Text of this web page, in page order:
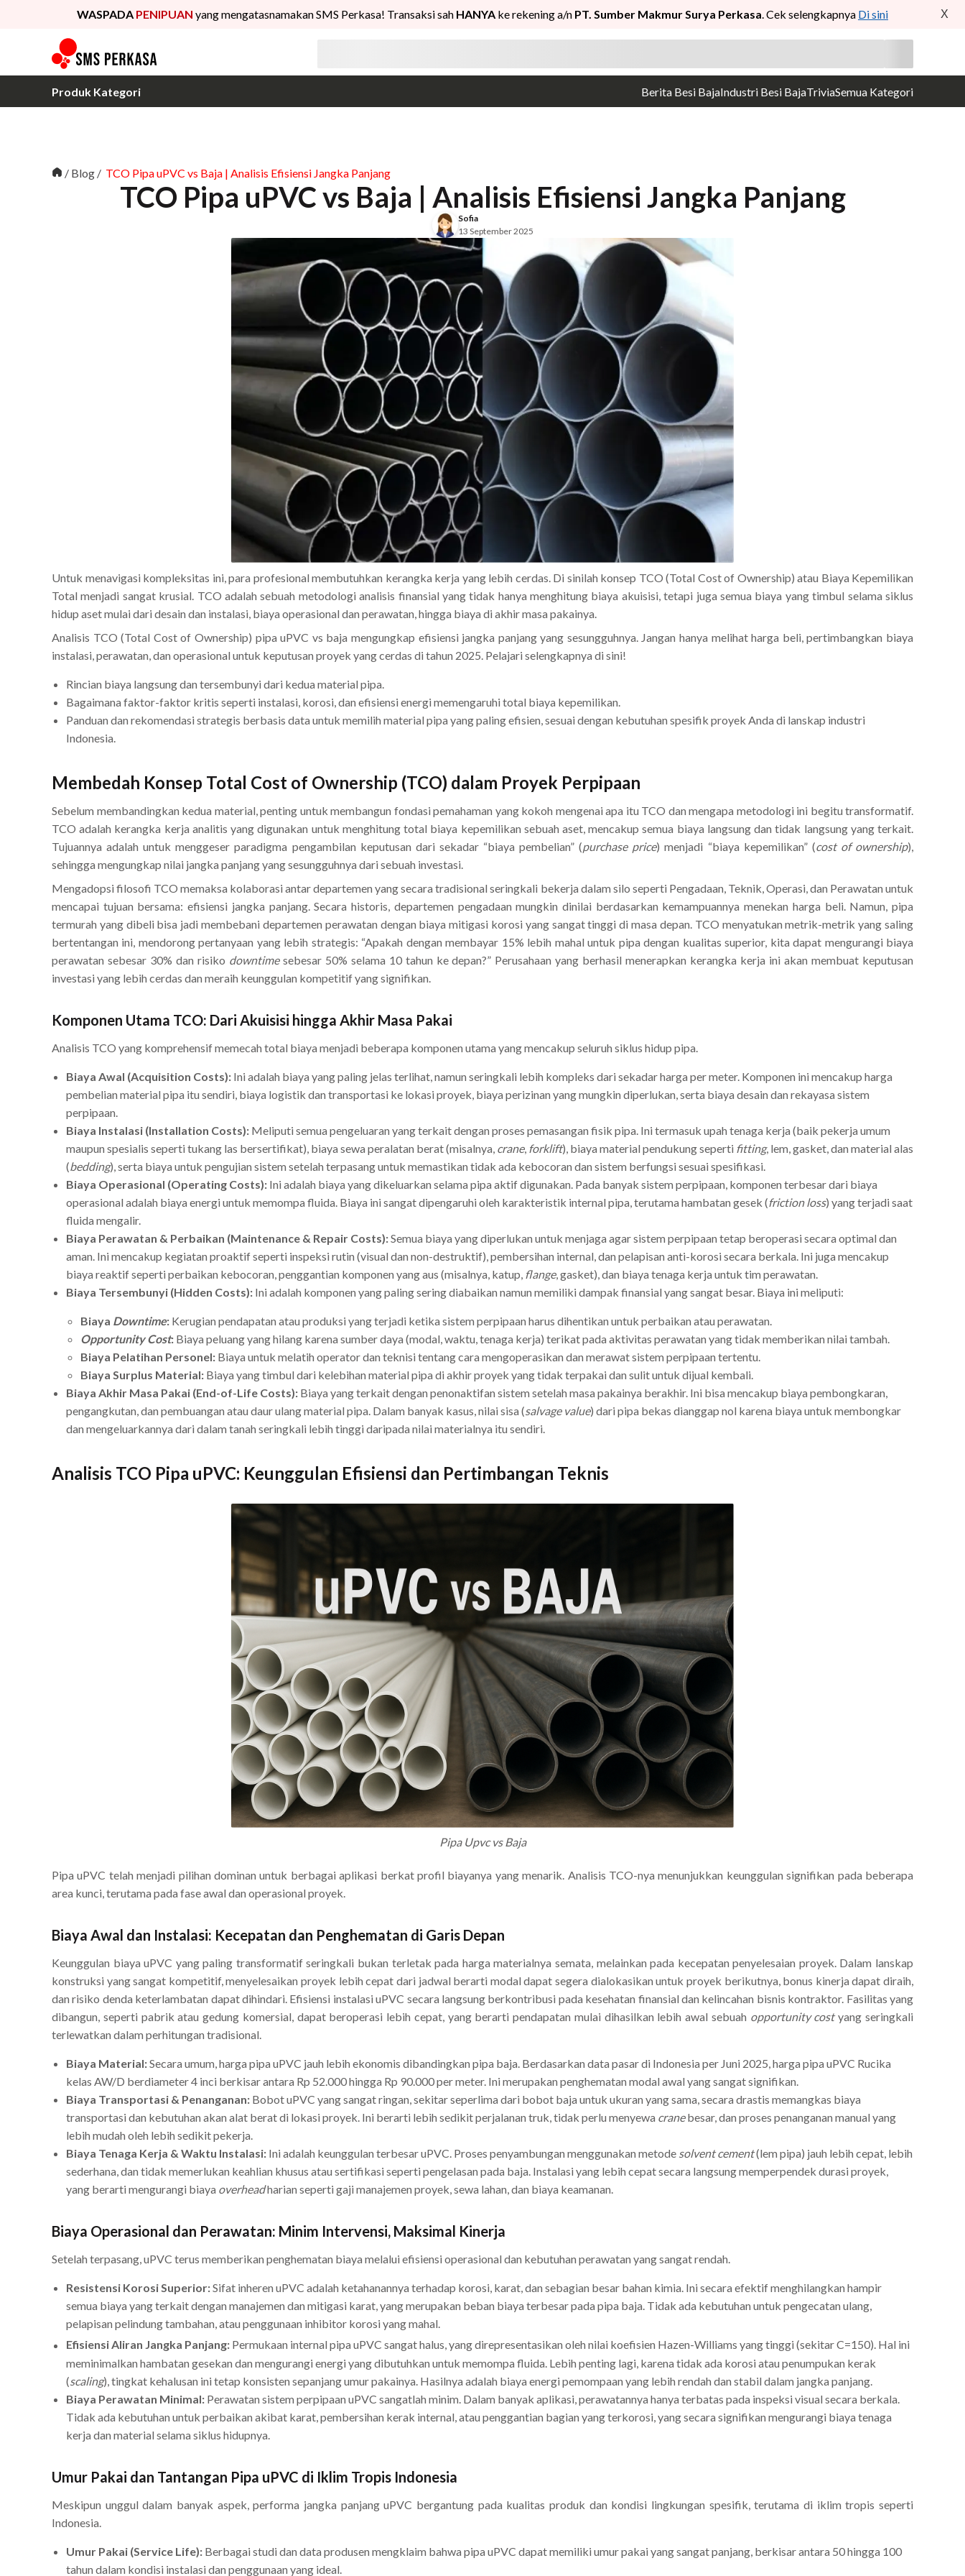
WASPADA PENIPUAN yang mengatasnamakan SMS Perkasa! Transaksi sah HANYA ke rekening a/n PT. Sumber Makmur Surya Perkasa. Cek selengkapnya Di sini X
Produk Kategori Berita Besi BajaIndustri Besi BajaTriviaSemua Kategori
/ Blog / TCO Pipa uPVC vs Baja | Analisis Efisiensi Jangka Panjang
TCO Pipa uPVC vs Baja | Analisis Efisiensi Jangka Panjang
Sofia
13 September 2025
Untuk menavigasi kompleksitas ini, para profesional membutuhkan kerangka kerja yang lebih cerdas. Di sinilah konsep TCO (Total Cost of Ownership) atau Biaya Kepemilikan
Total menjadi sangat krusial. TCO adalah sebuah metodologi analisis finansial yang tidak hanya menghitung biaya akuisisi, tetapi juga semua biaya yang timbul selama siklus
hidup aset mulai dari desain dan instalasi, biaya operasional dan perawatan, hingga biaya di akhir masa pakainya.
Analisis TCO (Total Cost of Ownership) pipa uPVC vs baja mengungkap efisiensi jangka panjang yang sesungguhnya. Jangan hanya melihat harga beli, pertimbangkan biaya
instalasi, perawatan, dan operasional untuk keputusan proyek yang cerdas di tahun 2025. Pelajari selengkapnya di sini!
Rincian biaya langsung dan tersembunyi dari kedua material pipa.
Bagaimana faktor-faktor kritis seperti instalasi, korosi, dan efisiensi energi memengaruhi total biaya kepemilikan.
Panduan dan rekomendasi strategis berbasis data untuk memilih material pipa yang paling efisien, sesuai dengan kebutuhan spesifik proyek Anda di lanskap industri
Indonesia.
Membedah Konsep Total Cost of Ownership (TCO) dalam Proyek Perpipaan
Sebelum membandingkan kedua material, penting untuk membangun fondasi pemahaman yang kokoh mengenai apa itu TCO dan mengapa metodologi ini begitu transformatif.
TCO adalah kerangka kerja analitis yang digunakan untuk menghitung total biaya kepemilikan sebuah aset, mencakup semua biaya langsung dan tidak langsung yang terkait.
Tujuannya adalah untuk menggeser paradigma pengambilan keputusan dari sekadar “biaya pembelian” (purchase price) menjadi “biaya kepemilikan” (cost of ownership),
sehingga mengungkap nilai jangka panjang yang sesungguhnya dari sebuah investasi.
Mengadopsi filosofi TCO memaksa kolaborasi antar departemen yang secara tradisional seringkali bekerja dalam silo seperti Pengadaan, Teknik, Operasi, dan Perawatan untuk
mencapai tujuan bersama: efisiensi jangka panjang. Secara historis, departemen pengadaan mungkin dinilai berdasarkan kemampuannya menekan harga beli. Namun, pipa
termurah yang dibeli bisa jadi membebani departemen perawatan dengan biaya mitigasi korosi yang sangat tinggi di masa depan. TCO menyatukan metrik-metrik yang saling
bertentangan ini, mendorong pertanyaan yang lebih strategis: “Apakah dengan membayar 15% lebih mahal untuk pipa dengan kualitas superior, kita dapat mengurangi biaya
perawatan sebesar 30% dan risiko downtimesebesar 50% selama 10 tahun ke depan?” Perusahaan yang berhasil menerapkan kerangka kerja ini akan membuat keputusan
investasi yang lebih cerdas dan meraih keunggulan kompetitif yang signifikan.
Komponen Utama TCO: Dari Akuisisi hingga Akhir Masa Pakai
Analisis TCO yang komprehensif memecah total biaya menjadi beberapa komponen utama yang mencakup seluruh siklus hidup pipa.
Biaya Awal (Acquisition Costs): Ini adalah biaya yang paling jelas terlihat, namun seringkali lebih kompleks dari sekadar harga per meter. Komponen ini mencakup harga
pembelian material pipa itu sendiri, biaya logistik dan transportasi ke lokasi proyek, biaya perizinan yang mungkin diperlukan, serta biaya desain dan rekayasa sistem
perpipaan.
Biaya Instalasi (Installation Costs): Meliputi semua pengeluaran yang terkait dengan proses pemasangan fisik pipa. Ini termasuk upah tenaga kerja (baik pekerja umum
maupun spesialis seperti tukang las bersertifikat), biaya sewa peralatan berat (misalnya, crane, forklift), biaya material pendukung seperti fitting, lem, gasket, dan material alas
(bedding), serta biaya untuk pengujian sistem setelah terpasang untuk memastikan tidak ada kebocoran dan sistem berfungsi sesuai spesifikasi.
Biaya Operasional (Operating Costs): Ini adalah biaya yang dikeluarkan selama pipa aktif digunakan. Pada banyak sistem perpipaan, komponen terbesar dari biaya
operasional adalah biaya energi untuk memompa fluida. Biaya ini sangat dipengaruhi oleh karakteristik internal pipa, terutama hambatan gesek (friction loss) yang terjadi saat
fluida mengalir.
Biaya Perawatan & Perbaikan (Maintenance & Repair Costs):Semua biaya yang diperlukan untuk menjaga agar sistem perpipaan tetap beroperasi secara optimal dan
aman. Ini mencakup kegiatan proaktif seperti inspeksi rutin (visual dan non-destruktif), pembersihan internal, dan pelapisan anti-korosi secara berkala. Ini juga mencakup
biaya reaktif seperti perbaikan kebocoran, penggantian komponen yang aus (misalnya, katup, flange, gasket), dan biaya tenaga kerja untuk tim perawatan.
Biaya Tersembunyi (Hidden Costs): Ini adalah komponen yang paling sering diabaikan namun memiliki dampak finansial yang sangat besar. Biaya ini meliputi:
Biaya Downtime: Kerugian pendapatan atau produksi yang terjadi ketika sistem perpipaan harus dihentikan untuk perbaikan atau perawatan.
Opportunity Cost: Biaya peluang yang hilang karena sumber daya (modal, waktu, tenaga kerja) terikat pada aktivitas perawatan yang tidak memberikan nilai tambah.
Biaya Pelatihan Personel: Biaya untuk melatih operator dan teknisi tentang cara mengoperasikan dan merawat sistem perpipaan tertentu.
Biaya Surplus Material: Biaya yang timbul dari kelebihan material pipa di akhir proyek yang tidak terpakai dan sulit untuk dijual kembali.
Biaya Akhir Masa Pakai (End-of-Life Costs): Biaya yang terkait dengan penonaktifan sistem setelah masa pakainya berakhir. Ini bisa mencakup biaya pembongkaran,
pengangkutan, dan pembuangan atau daur ulang material pipa. Dalam banyak kasus, nilai sisa (salvage value) dari pipa bekas dianggap nol karena biaya untuk membongkar
dan mengeluarkannya dari dalam tanah seringkali lebih tinggi daripada nilai materialnya itu sendiri.
Analisis TCO Pipa uPVC: Keunggulan Efisiensi dan Pertimbangan Teknis
Pipa Upvc vs Baja
Pipa uPVC telah menjadi pilihan dominan untuk berbagai aplikasi berkat profil biayanya yang menarik. Analisis TCO-nya menunjukkan keunggulan signifikan pada beberapa
area kunci, terutama pada fase awal dan operasional proyek.
Biaya Awal dan Instalasi: Kecepatan dan Penghematan di Garis Depan
Keunggulan biaya uPVC yang paling transformatif seringkali bukan terletak pada harga materialnya semata, melainkan pada kecepatan penyelesaian proyek. Dalam lanskap
konstruksi yang sangat kompetitif, menyelesaikan proyek lebih cepat dari jadwal berarti modal dapat segera dialokasikan untuk proyek berikutnya, bonus kinerja dapat diraih,
dan risiko denda keterlambatan dapat dihindari. Efisiensi instalasi uPVC secara langsung berkontribusi pada kesehatan finansial dan kelincahan bisnis kontraktor. Fasilitas yang
dibangun, seperti pabrik atau gedung komersial, dapat beroperasi lebih cepat, yang berarti pendapatan mulai dihasilkan lebih awal sebuah opportunity costyang seringkali
terlewatkan dalam perhitungan tradisional.
Biaya Material:Secara umum, harga pipa uPVC jauh lebih ekonomis dibandingkan pipa baja. Berdasarkan data pasar di Indonesia per Juni 2025, harga pipa uPVC Rucika
kelas AW/D berdiameter 4 inci berkisar antara Rp 52.000 hingga Rp 90.000 per meter. Ini merupakan penghematan modal awal yang sangat signifikan.
Biaya Transportasi & Penanganan: Bobot uPVC yang sangat ringan, sekitar seperlima dari bobot baja untuk ukuran yang sama, secara drastis memangkas biaya
transportasi dan kebutuhan akan alat berat di lokasi proyek. Ini berarti lebih sedikit perjalanan truk, tidak perlu menyewa cranebesar, dan proses penanganan manual yang
lebih mudah oleh lebih sedikit pekerja.
Biaya Tenaga Kerja & Waktu Instalasi: Ini adalah keunggulan terbesar uPVC. Proses penyambungan menggunakan metode solvent cement(lem pipa) jauh lebih cepat, lebih
sederhana, dan tidak memerlukan keahlian khusus atau sertifikasi seperti pengelasan pada baja. Instalasi yang lebih cepat secara langsung memperpendek durasi proyek,
yang berarti mengurangi biaya overheadharian seperti gaji manajemen proyek, sewa lahan, dan biaya keamanan.
Biaya Operasional dan Perawatan: Minim Intervensi, Maksimal Kinerja
Setelah terpasang, uPVC terus memberikan penghematan biaya melalui efisiensi operasional dan kebutuhan perawatan yang sangat rendah.
Resistensi Korosi Superior:Sifat inheren uPVC adalah ketahanannya terhadap korosi, karat, dan sebagian besar bahan kimia. Ini secara efektif menghilangkan hampir
semua biaya yang terkait dengan manajemen dan mitigasi karat, yang merupakan beban biaya terbesar pada pipa baja. Tidak ada kebutuhan untuk pengecatan ulang,
pelapisan pelindung tambahan, atau penggunaan inhibitor korosi yang mahal.
Efisiensi Aliran Jangka Panjang: Permukaan internal pipa uPVC sangat halus, yang direpresentasikan oleh nilai koefisien Hazen-Williams yang tinggi (sekitar C=150). Hal ini
meminimalkan hambatan gesekan dan mengurangi energi yang dibutuhkan untuk memompa fluida. Lebih penting lagi, karena tidak ada korosi atau penumpukan kerak
(scaling), tingkat kehalusan ini tetap konsisten sepanjang umur pakainya. Hasilnya adalah biaya energi pemompaan yang lebih rendah dan stabil dalam jangka panjang.
Biaya Perawatan Minimal: Perawatan sistem perpipaan uPVC sangatlah minim. Dalam banyak aplikasi, perawatannya hanya terbatas pada inspeksi visual secara berkala.
Tidak ada kebutuhan untuk perbaikan akibat karat, pembersihan kerak internal, atau penggantian bagian yang terkorosi, yang secara signifikan mengurangi biaya tenaga
kerja dan material selama siklus hidupnya.
Umur Pakai dan Tantangan Pipa uPVC di Iklim Tropis Indonesia
Meskipun unggul dalam banyak aspek, performa jangka panjang uPVC bergantung pada kualitas produk dan kondisi lingkungan spesifik, terutama di iklim tropis seperti
Indonesia.
Umur Pakai (Service Life): Berbagai studi dan data produsen mengklaim bahwa pipa uPVC dapat memiliki umur pakai yang sangat panjang, berkisar antara 50 hingga 100
tahun dalam kondisi instalasi dan penggunaan yang ideal.